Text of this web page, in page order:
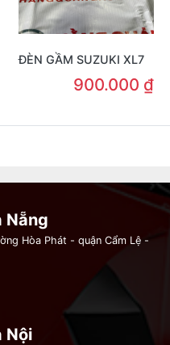
ĐÈN GẦM SUZUKI XL7
900.000 ₫
Nẵng
Hòa Phát - quận Cẩm Lệ -
Nội